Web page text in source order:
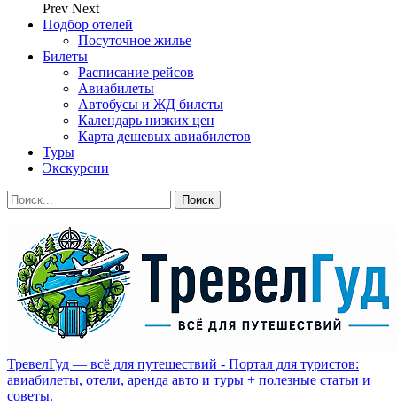
Prev Next
Подбор отелей
Посуточное жилье
Билеты
Расписание рейсов
Авиабилеты
Автобусы и ЖД билеты
Календарь низких цен
Карта дешевых авиабилетов
Туры
Экскурсии
ТревелГуд — всё для путешествий - Портал для туристов:
авиабилеты, отели, аренда авто и туры + полезные статьи и
советы.